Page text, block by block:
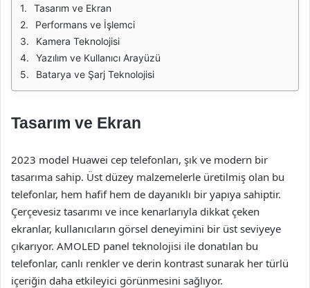
Tasarım ve Ekran
Performans ve İşlemci
Kamera Teknolojisi
Yazılım ve Kullanıcı Arayüzü
Batarya ve Şarj Teknolojisi
Tasarım ve Ekran
2023 model Huawei cep telefonları, şık ve modern bir
tasarıma sahip. Üst düzey malzemelerle üretilmiş olan bu
telefonlar, hem hafif hem de dayanıklı bir yapıya sahiptir.
Çerçevesiz tasarımı ve ince kenarlarıyla dikkat çeken
ekranlar, kullanıcıların görsel deneyimini bir üst seviyeye
çıkarıyor. AMOLED panel teknolojisi ile donatılan bu
telefonlar, canlı renkler ve derin kontrast sunarak her türlü
içeriğin daha etkileyici görünmesini sağlıyor.